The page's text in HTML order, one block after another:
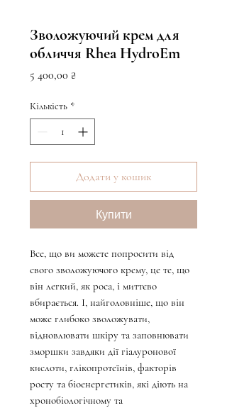
Зволожуючий крем для
обличчя Rhea HydroEm
5 400,00 ₴
Кількість *
Додати у кошик
Купити
Все, що ви можете попросити від
свого зволожуючого крему, це те, що
він легкий, як роса, і миттєво
вбирається. І, найголовніше, що він
може глибоко зволожувати,
відновлювати шкіру та заповнювати
зморшки завдяки дії гіалуронової
кислоти, глікопротеїнів, факторів
росту та біоенергетиків, які діють на
хронобіологічному та